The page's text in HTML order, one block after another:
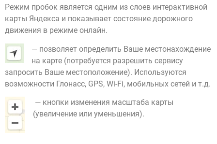
Режим пробок является одним из слоев интерактивной
карты Яндекса и показывает состояние дорожного
движения в режиме онлайн.
— позволяет определить Ваше местонахождение
на карте (потребуется разрешить сервису
запросить Ваше местоположение). Используются
возможности Глонасс, GPS, Wi-Fi, мобильных сетей и т.д.
— кнопки изменения масштаба карты
(увеличение или уменьшения).